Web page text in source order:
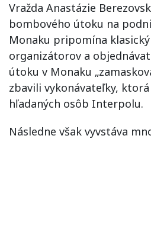
Vražda Anastázie
bombového útoku na
Monaku pripomína
organizátorov a
útoku v Monaku
zbavili vykonávateľky,
hľadaných osôb Interpolu.
Následne však vyvstáva